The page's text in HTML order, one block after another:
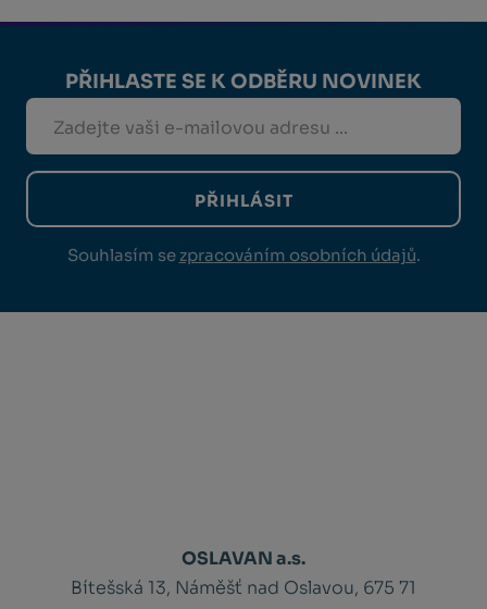
PŘIHLASTE SE K ODBĚRU NOVINEK
PŘIHLÁSIT
Souhlasím se zpracováním osobních údajů.
OSLAVAN a.s.
Bítešská 13, Náměšť nad Oslavou, 675 71